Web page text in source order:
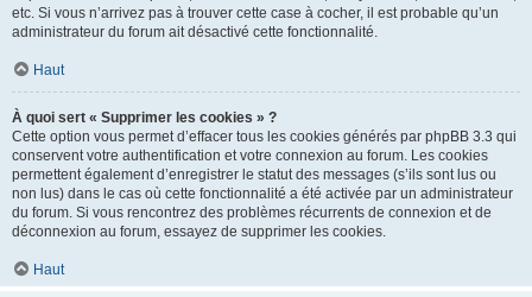
etc. Si vous n’arrivez pas à trouver cette case à cocher, il est probable qu’un
administrateur du forum ait désactivé cette fonctionnalité.
Haut
À quoi sert « Supprimer les cookies » ?
Cette option vous permet d’effacer tous les cookies générés par phpBB 3.3 qui
conservent votre authentification et votre connexion au forum. Les cookies
permettent également d’enregistrer le statut des messages (s’ils sont lus ou
non lus) dans le cas où cette fonctionnalité a été activée par un administrateur
du forum. Si vous rencontrez des problèmes récurrents de connexion et de
déconnexion au forum, essayez de supprimer les cookies.
Haut